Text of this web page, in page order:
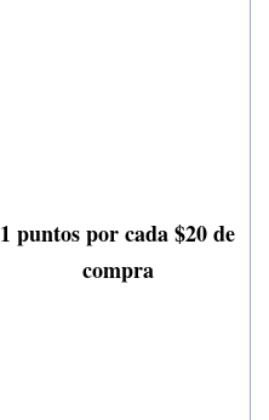
1 puntos por cada $20 de
compra